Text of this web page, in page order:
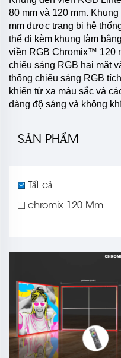
80 mm và 120 mm.
mm được trang bị hệ
thể đi kèm khung làm
viền RGB Chromix™ 120
chiếu sáng RGB hai mặt
thống chiếu sáng RGB
khiển từ xa màu sắc và
dàng độ sáng và không
SẢN PHẨM
Tất cả
chromix 120 Mm